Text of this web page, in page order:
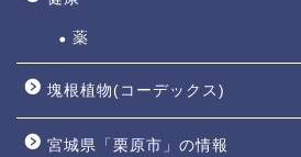
薬
塊根植物(コーデックス)
宮城県「栗原市」の情報